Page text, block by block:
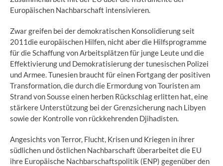
Europäischen Nachbarschaft intensivieren.
Zwar greifen bei der demokratischen Konsolidierung seit
2011die europäischen Hilfen, nicht aber die Hilfsprogramme
für die Schaffung von Arbeitsplätzen für junge Leute und die
Effektivierung und Demokratisierung der tunesischen Polizei
und Armee. Tunesien braucht für einen Fortgang der positiven
Transformation, die durch die Ermordung von Touristen am
Strand von Sousse einen herben Rückschlag erlitten hat, eine
stärkere Unterstützung bei der Grenzsicherung nach Libyen
sowie der Kontrolle von rückkehrenden Djihadisten.
Angesichts von Terror, Flucht, Krisen und Kriegen in ihrer
südlichen und östlichen Nachbarschaft überarbeitet die EU
ihre Europäische Nachbarschaftspolitik (ENP) gegenüber den